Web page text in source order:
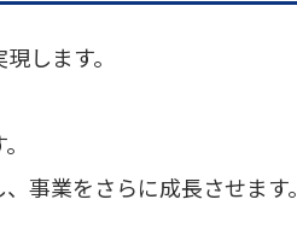
します。
事業をさらに成長させます。